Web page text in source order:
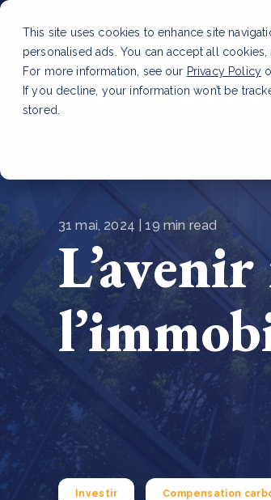
This site uses cookies to enhance site
personalised ads. You can accept all
For more information, see our Privacy Policy
If you decline, your information won’t be
stored.
How to improve Scope 3 data
31 mai, 2024 | 19 min read
Investir Compensation